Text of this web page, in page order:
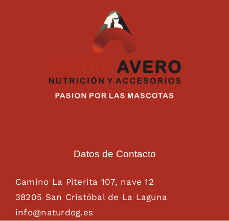
Datos de Contacto
Camino La Piterita 107, nave 12
38205 San Cristóbal de La Laguna
info@naturdog.es